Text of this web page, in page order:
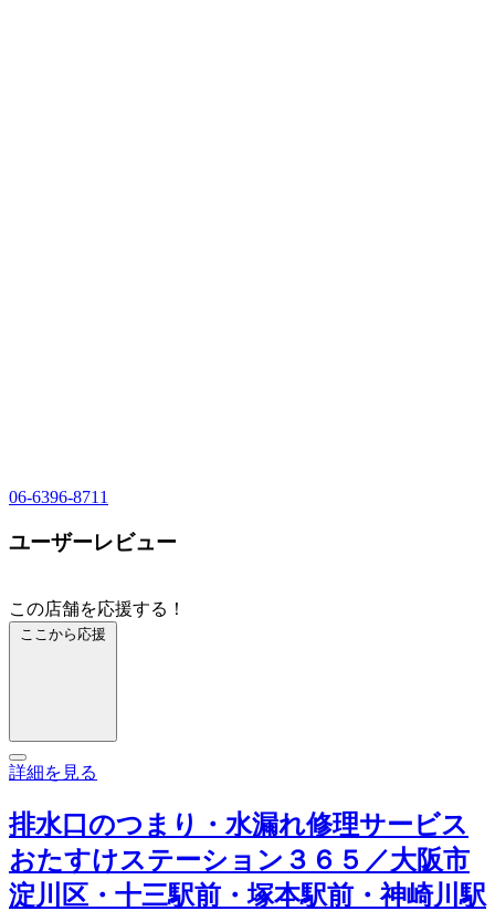
06-6396-8711
ユーザーレビュー
この店舗を応援する！
ここから応援
詳細を見る
排水口のつまり・水漏れ修理サービス
おたすけステーション３６５／大阪市
淀川区・十三駅前・塚本駅前・神崎川駅